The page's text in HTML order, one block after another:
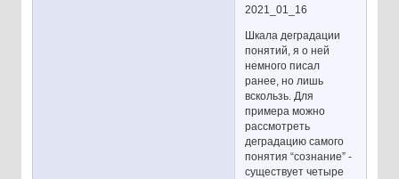
2021_01_16
Шкала деградации
понятий, я о ней
немного писал
ранее, но лишь
вскользь. Для
примера можно
рассмотреть
деградацию самого
понятия “сознание” -
существует четыре